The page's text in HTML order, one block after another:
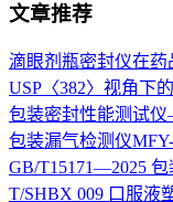
文章推荐
滴眼剂瓶密封仪在
USP〈382〉视角下
包装密封性能测试
包装漏气检测仪
GB/T15171—2025
T/SHBX 009 口服液